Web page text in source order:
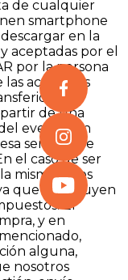
de cualquier
smartphone
en la
aceptadas por el
por la persona
acepta, es
Las
de una
evento. En
será la que
el caso de ser
misma no es
que se incluyen
El
y en
alguna,
nosotros